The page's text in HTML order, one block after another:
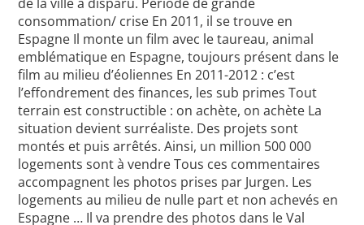
consommation/ crise En 2011, il se trouve en
Espagne Il monte un film avec le taureau, animal
emblématique en Espagne, toujours présent dans le
film au milieu d’éoliennes En 2011-2012 : c’est
l’effondrement des finances, les sub primes Tout
terrain est constructible : on achète, on achète La
situation devient surréaliste. Des projets sont
montés et puis arrêtés. Ainsi, un million 500 000
logements sont à vendre Tous ces commentaires
accompagnent les photos prises par Jurgen. Les
logements au milieu de nulle part et non achevés en
Espagne … Il va prendre des photos dans le Val